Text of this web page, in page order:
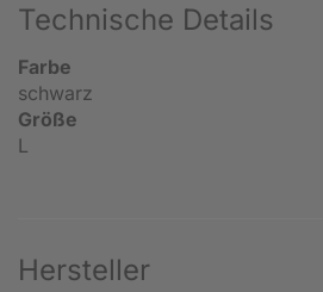
Technische Details
Farbe
schwarz
Größe
L
Hersteller